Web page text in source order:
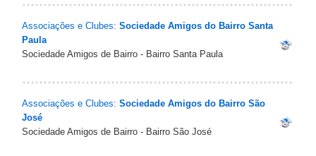
Associações e Clubes: Sociedade Amigos do Bairro Santa
Paula
Sociedade Amigos de Bairro - Bairro Santa Paula
Associações e Clubes: Sociedade Amigos do Bairro São
José
Sociedade Amigos de Bairro - Bairro São José